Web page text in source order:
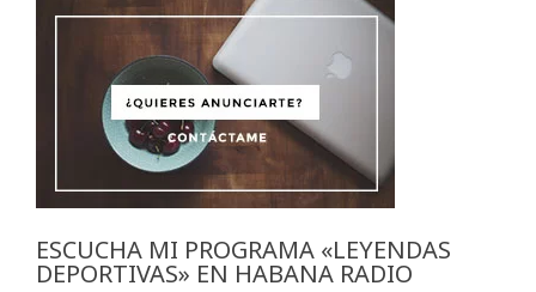
ESCUCHA MI PROGRAMA «LEYENDAS
DEPORTIVAS» EN HABANA RADIO